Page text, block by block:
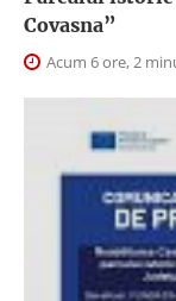
Covasna”
Acum 6 ore, 2